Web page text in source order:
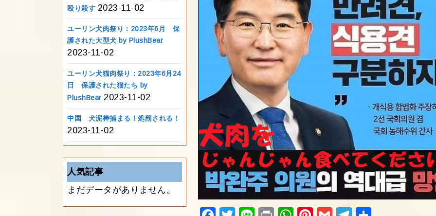
殴り殺す 2023-11-02
ユーリン犬肉祭り：2023年6月 保
護された大型犬 by PlushBear
2023-11-02
ユーリン犬猫肉祭り：2023年6月24
日 保護された猫たち by
PlushBear 2023-11-02
中国 犬泥棒捕まる！処罰される！
2023-11-02
人気記事
まだデータがありません。